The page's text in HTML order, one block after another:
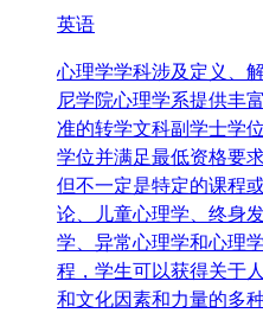
英语
心理学学科涉及定义、
尼学院心理学系提供丰
准的转学文科副学士学
学位并满足最低资格要
但不一定是特定的课程
论、儿童心理学、终身
学、异常心理学和心理
程，学生可以获得关于
和文化因素和力量的多